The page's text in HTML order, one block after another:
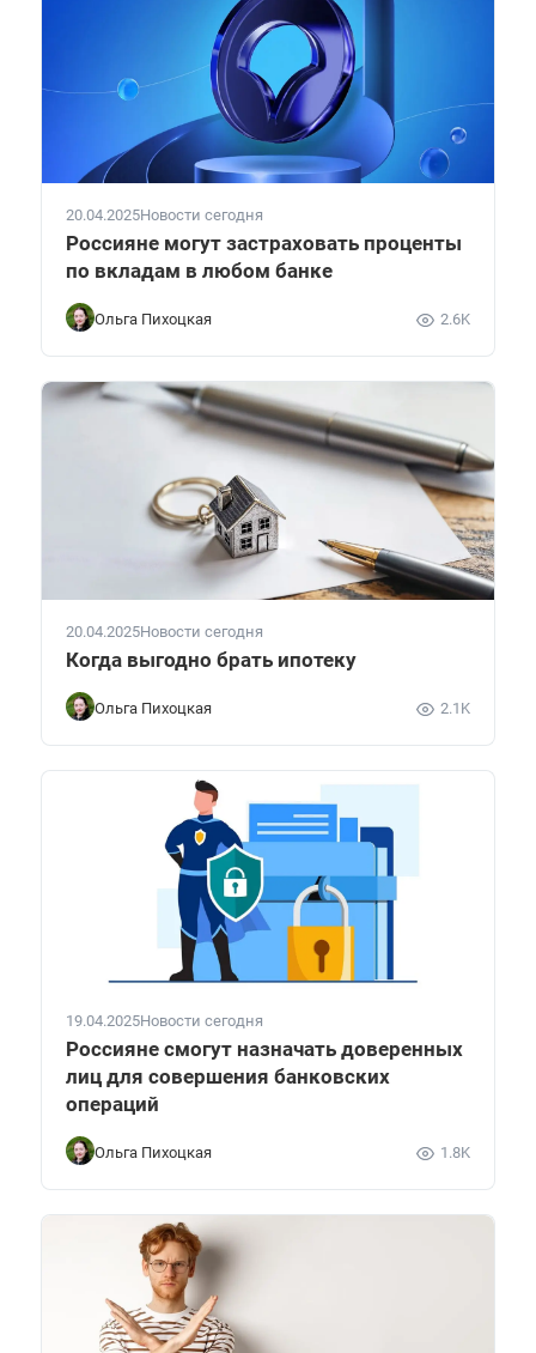
20.04.2025Новости сегодня
Россияне могут застраховать проценты
по вкладам в любом банке
Ольга Пихоцкая 2.6K
20.04.2025Новости сегодня
Когда выгодно брать ипотеку
Ольга Пихоцкая 2.1K
19.04.2025Новости сегодня
Россияне смогут назначать доверенных
лиц для совершения банковских
операций
Ольга Пихоцкая 1.8K